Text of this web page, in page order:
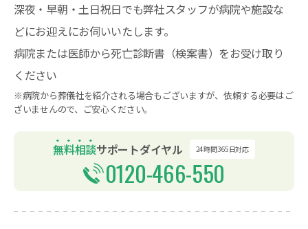
深夜・早朝・土日祝日でも弊社スタッフが病院や施設な
どにお迎えにお伺いいたします。
病院または医師から死亡診断書（検案書）をお受け取り
ください
※病院から葬儀社を紹介される場合もございますが、依頼する必要はご
ざいませんので、ご安心ください。
無料相談サポートダイヤル 24時間365日対応
0120-466-550